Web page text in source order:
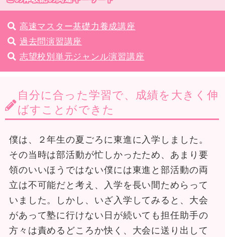
高速マスター基礎力養成講座
過去問演習講座
志望校別単元ジャンル演習講座
自分に合った学習で、成績を大きく伸
ばすことができた
僕は、２年生の夏ごろに東進に入学しました。
その当時は部活動が忙しかったため、あまり要
領のいいほうではない僕には東進と部活動の両
立は不可能だと考え、入学を長い間ためらって
いました。しかし、いざ入学してみると、大会
があって塾に行けない日が続いても担任助手の
方々は責めるどころか快く、大会に送り出して